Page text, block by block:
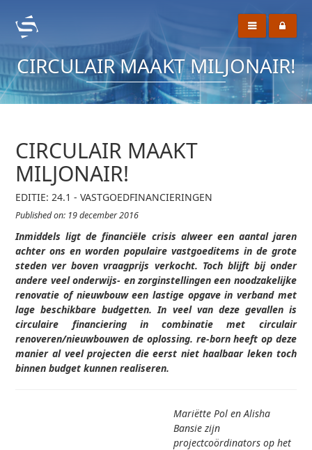
CIRCULAIR MAAKT MILJONAIR!
CIRCULAIR MAAKT
MILJONAIR!
EDITIE: 24.1 - VASTGOEDFINANCIERINGEN
Published on: 19 december 2016
Inmiddels ligt de financiële crisis alweer een aantal jaren
achter ons en worden populaire vastgoeditems in de grote
steden ver boven vraagprijs verkocht. Toch blijft bij onder
andere veel onderwijs- en zorginstellingen een noodzakelijke
renovatie of nieuwbouw een lastige opgave in verband met
lage beschikbare budgetten. In veel van deze gevallen is
circulaire financiering in combinatie met circulair
renoveren/nieuwbouwen de oplossing. re-born heeft op deze
manier al veel projecten die eerst niet haalbaar leken toch
binnen budget kunnen realiseren.
Mariëtte Pol en Alisha
Bansie zijn
projectcoördinators op het